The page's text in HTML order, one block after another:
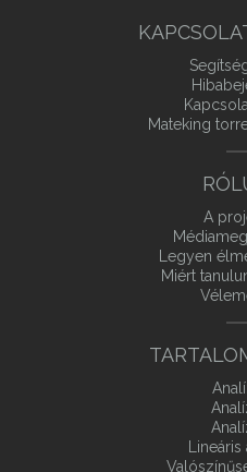
Mateking
A
Legyen
Miért